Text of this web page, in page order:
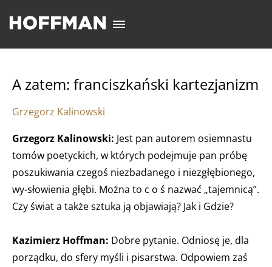
A zatem: franciszkański kartezjanizm
Grzegorz Kalinowski
Grzegorz Kalinowski: Jest pan autorem osiemnastu
tomów poetyckich, w których podejmuje pan próbę
poszukiwania czegoś niezbadanego i niezgłębionego,
wy-słowienia głębi. Można to c o ś nazwać „tajemnicą”.
Czy świat a także sztuka ją objawiają? Jak i Gdzie?
Kazimierz Hoffman: Dobre pytanie. Odniosę je, dla
porządku, do sfery myśli i pisarstwa. Odpowiem zaś